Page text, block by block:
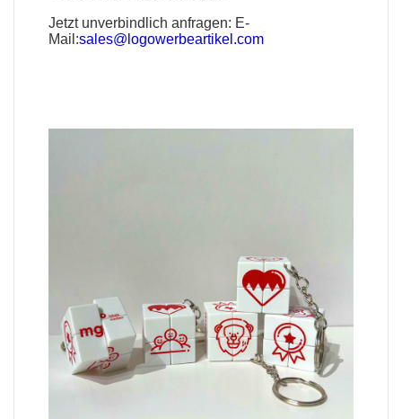
Jetzt unverbindlich anfragen: E-
Mail:sales@logowerbeartikel.com